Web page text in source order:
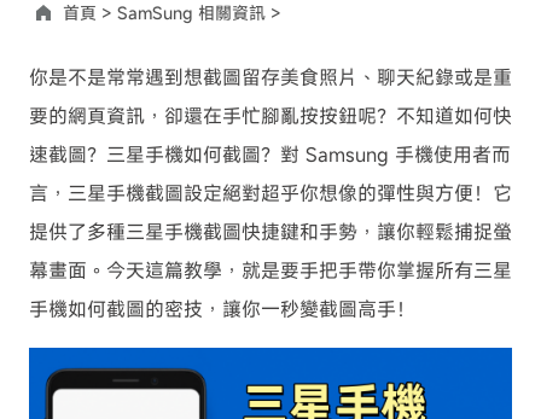
首頁 > SamSung 相關資訊 >
你是不是常常遇到想截圖留存美食照片、聊天紀錄或是重
要的網頁資訊，卻還在手忙腳亂按按鈕呢？不知道如何快
速截圖？三星手機如何截圖？對 Samsung 手機使用者而
言，三星手機截圖設定絕對超乎你想像的彈性與方便！它
提供了多種三星手機截圖快捷鍵和手勢，讓你輕鬆捕捉螢
幕畫面。今天這篇教學，就是要手把手帶你掌握所有三星
手機如何截圖的密技，讓你一秒變截圖高手！